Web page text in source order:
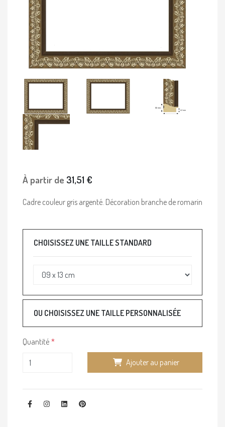
À partir de 31,51 €
Cadre couleur gris argenté. Décoration branche de romarin
CHOISISSEZ UNE TAILLE STANDARD
OU CHOISISSEZ UNE TAILLE PERSONNALISÉE
Quantité
Ajouter au panier